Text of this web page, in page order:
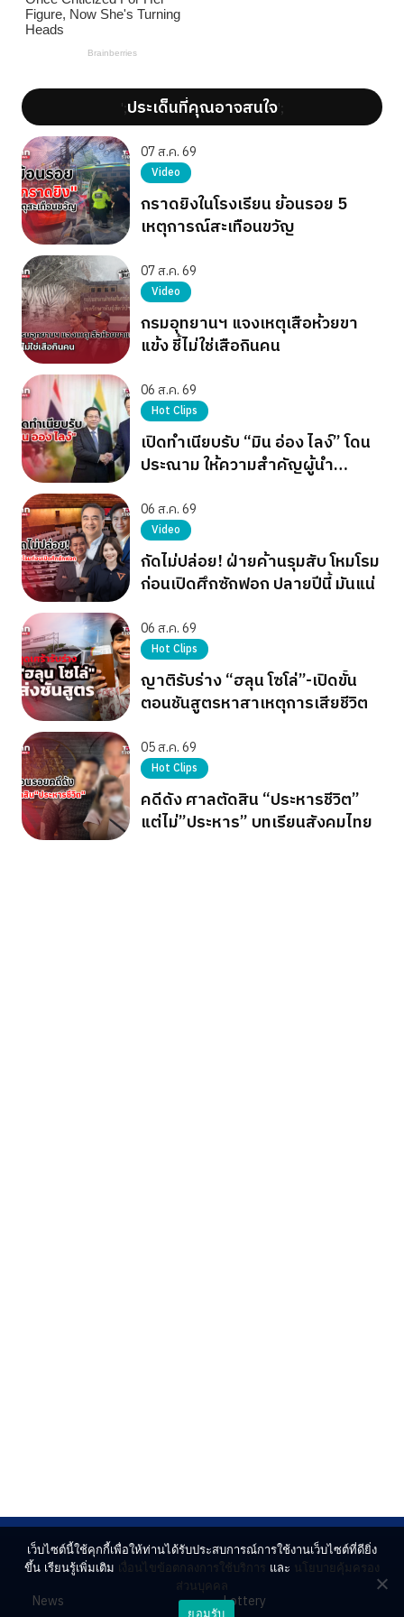
';ประเด็นที่คุณอาจสนใจ';
07 ส.ค. 69
Video
กราดยิงในโรงเรียน ย้อนรอย 5
เหตุการณ์สะเทือนขวัญ
07 ส.ค. 69
Video
กรมอุทยานฯ แจงเหตุเสือห้วยขา
แข้ง ชี้ไม่ใช่เสือกินคน
06 ส.ค. 69
Hot Clips
เปิดทำเนียบรับ “มิน อ่อง ไลง์” โดน
ประณาม ให้ความสำคัญผู้นำ
06 ส.ค. 69
Video
กัดไม่ปล่อย! ฝ่ายค้านรุมสับ โหมโรม
ก่อนเปิดศึกซักฟอก ปลายปีนี้ มันแน่
06 ส.ค. 69
Hot Clips
ญาติรับร่าง “ฮลุน โซโล่”-เปิดขั้น
ตอนชันสูตรหาสาเหตุการเสียชีวิต
05 ส.ค. 69
Hot Clips
คดีดัง ศาลตัดสิน “ประหารชีวิต”
แต่ไม่”ประหาร” บทเรียนสังคมไทย
News
Lottery
เว็บไซต์นี้ใช้คุกกี้เพื่อให้ท่านได้รับประสบการณ์การใช้งานเว็บไซต์ที่ดียิ่ง
ขึ้น เรียนรู้เพิ่มเติม เงื่อนไขข้อตกลงการใช้บริการ และ นโยบายคุ้มครอง
ส่วนบุคคล
ยอมรับ